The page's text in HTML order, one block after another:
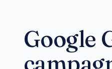
Google